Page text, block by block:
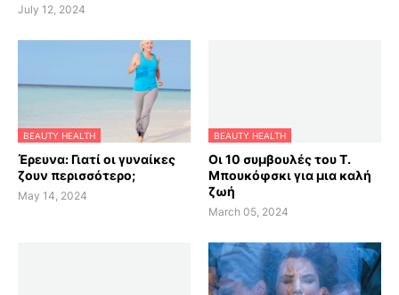
July 12, 2024
BEAUTY HEALTH
Έρευνα: Γιατί οι γυναίκες
ζουν περισσότερο;
May 14, 2024
BEAUTY HEALTH
Οι 10 συμβουλές του Τ.
Μπουκόφσκι για μια καλή
ζωή
March 05, 2024